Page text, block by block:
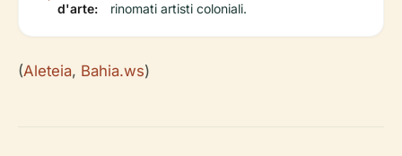
d'arte:
rinomati artisti coloniali.
(Aleteia, Bahia.ws)